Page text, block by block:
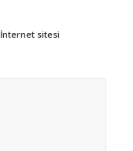
İnternet sitesi